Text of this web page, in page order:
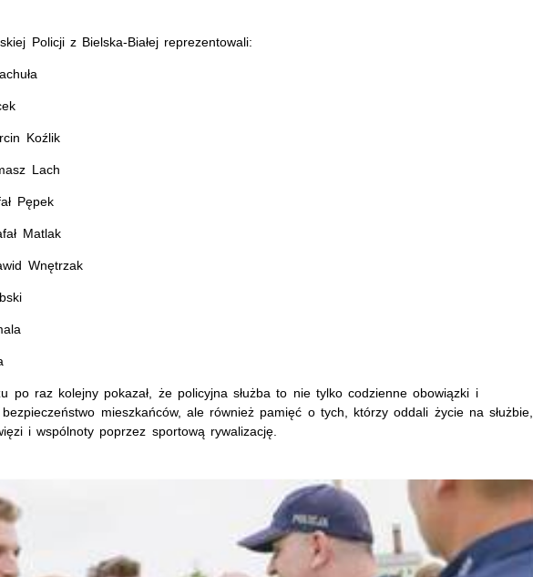
Policji z Bielska-Białej reprezentowali:
Koźlik
Lach
Pępek
Matlak
Wnętrzak
po raz kolejny pokazał, że policyjna służba to nie tylko codzienne obowiązki i
mieszkańców, ale również pamięć o tych, którzy oddali życie na służbie,
i wspólnoty poprzez sportową rywalizację.